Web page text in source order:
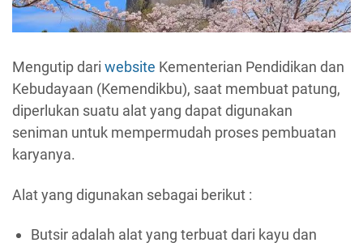
Mengutip dari website Kementerian Pendidikan dan
Kebudayaan (Kemendikbu), saat membuat patung,
diperlukan suatu alat yang dapat digunakan
seniman untuk mempermudah proses pembuatan
karyanya.
Alat yang digunakan sebagai berikut :
Butsir adalah alat yang terbuat dari kayu dan